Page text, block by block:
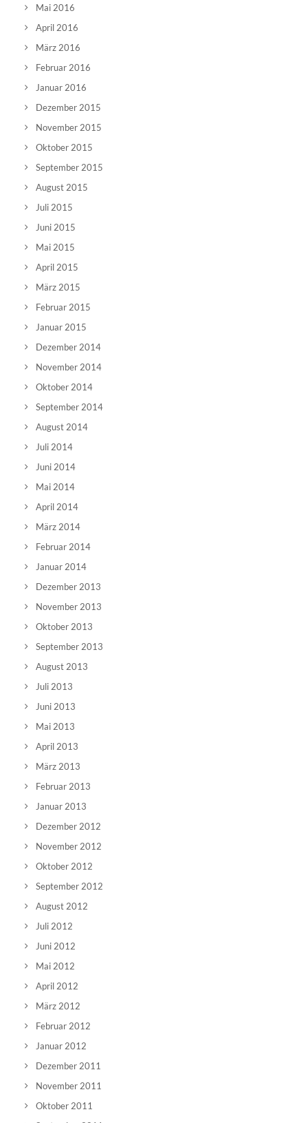
Mai 2016
April 2016
März 2016
Februar 2016
Januar 2016
Dezember 2015
November 2015
Oktober 2015
September 2015
August 2015
Juli 2015
Juni 2015
Mai 2015
April 2015
März 2015
Februar 2015
Januar 2015
Dezember 2014
November 2014
Oktober 2014
September 2014
August 2014
Juli 2014
Juni 2014
Mai 2014
April 2014
März 2014
Februar 2014
Januar 2014
Dezember 2013
November 2013
Oktober 2013
September 2013
August 2013
Juli 2013
Juni 2013
Mai 2013
April 2013
März 2013
Februar 2013
Januar 2013
Dezember 2012
November 2012
Oktober 2012
September 2012
August 2012
Juli 2012
Juni 2012
Mai 2012
April 2012
März 2012
Februar 2012
Januar 2012
Dezember 2011
November 2011
Oktober 2011